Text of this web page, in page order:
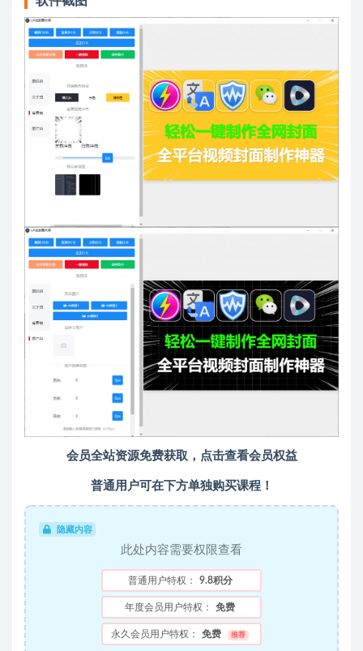
会员全站资源免费获取，点击查看会员权益
普通用户可在下方单独购买课程！
隐藏内容
此处内容需要权限查看
普通用户特权： 9.8积分
年度会员用户特权： 免费
永久会员用户特权： 免费 推荐